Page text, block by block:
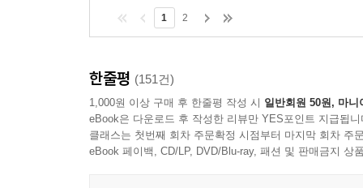
1 2
한줄평 (151건)
1,000원 이상 구매 후 한줄평 작성 시 일반회원 50원, 마니
eBook은 다운로드 후 작성한 리뷰만 YES포인트 지급됩니
클래스는 첫번째 회차 주문확정 시점부터 마지막 회차 주
eBook 페이백, CD/LP, DVD/Blu-ray, 패션 및 판매금지 상